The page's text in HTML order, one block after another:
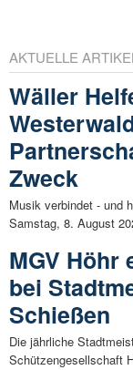
AKTUELLE
Wäller
Zweck
Musik verbindet - und
Samstag, 8. August
MGV Höhr
bei
Schießen
Die jährliche
Schützengesellschaft